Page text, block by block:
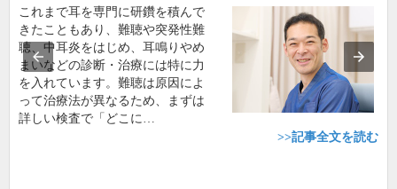
これまで耳を専門に研鑽を積んで
きたこともあり、難聴や突発性難
聴、中耳炎をはじめ、耳鳴りやめ
まいなどの診断・治療には特に力
を入れています。難聴は原因によ
って治療法が異なるため、まずは
詳しい検査で「どこに…
>>記事全文を読む